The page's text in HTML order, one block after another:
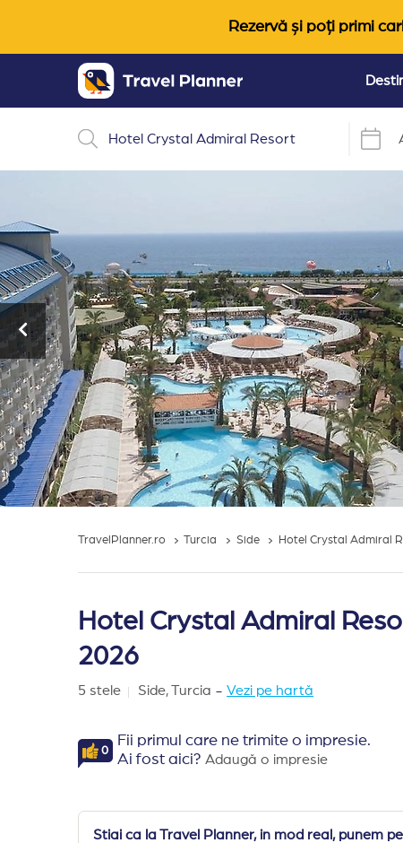
Rezervă și poți primi
TravelPlanner.ro Turcia Side Hotel Crystal Admiral
Hotel Crystal Admiral
2026
5 stele Side,Turcia - Vezi pe hartă
0
Fii primul care ne trimite o impresie.
Ai fost aici? Adaugă o impresie
Stiai ca la Travel Planner, in mod real, punem